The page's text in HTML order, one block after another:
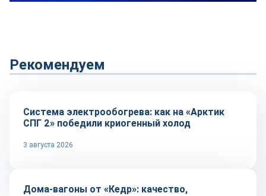
Рекомендуем
Технологии
Система электрообогрева: как на «Арктик
СПГ 2» победили криогенный холод
3 августа 2026
Репортаж
Дома-вагоны от «Кедр»: качество,